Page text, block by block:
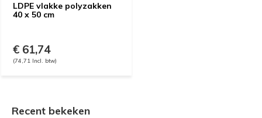
LDPE vlakke polyzakken
40 x 50 cm
€ 61,74
(74,71 Incl. btw)
Recent bekeken